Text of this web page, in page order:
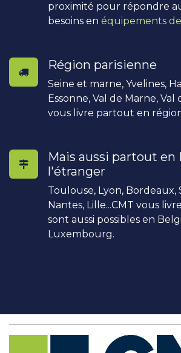
proximité pour répondre
besoins en équipements
Région parisienne
Seine et marne, Yvelines,
Essonne, Val de Marne, Val
vous livre partout en
Mais aussi partout en
l'étranger
Toulouse, Lyon, Bordeaux,
Nantes, Lille...CMT vous
sont aussi possibles en
Luxembourg.